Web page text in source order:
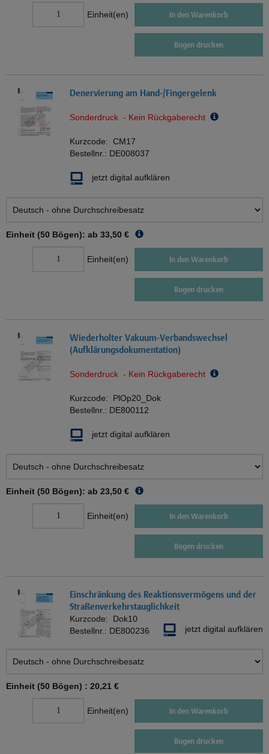
Einheit(en) In den Warenkorb
Bogen drucken
Denervierung am Hand-/Fingergelenk
Sonderdruck - Kein Rückgaberecht
Kurzcode: CM17
Bestellnr.: DE008037
jetzt digital aufklären
Einheit (50 Bögen): ab 33,50 €
Einheit(en) In den Warenkorb
Bogen drucken
Wiederholter Vakuum-Verbandswechsel
(Aufklärungsdokumentation)
Sonderdruck - Kein Rückgaberecht
Kurzcode: PlOp20_Dok
Bestellnr.: DE800112
jetzt digital aufklären
Einheit (50 Bögen): ab 23,50 €
Einheit(en) In den Warenkorb
Bogen drucken
Einschränkung des Reaktionsvermögens und der
Straßenverkehrstauglichkeit
Kurzcode: Dok10
Bestellnr.: DE800236 jetzt digital aufklären
Einheit (50 Bögen) : 20,21 €
Einheit(en) In den Warenkorb
Bogen drucken